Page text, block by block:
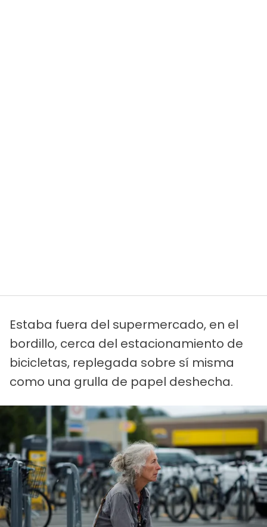
Estaba fuera del supermercado, en el
bordillo, cerca del estacionamiento de
bicicletas, replegada sobre sí misma
como una grulla de papel deshecha.